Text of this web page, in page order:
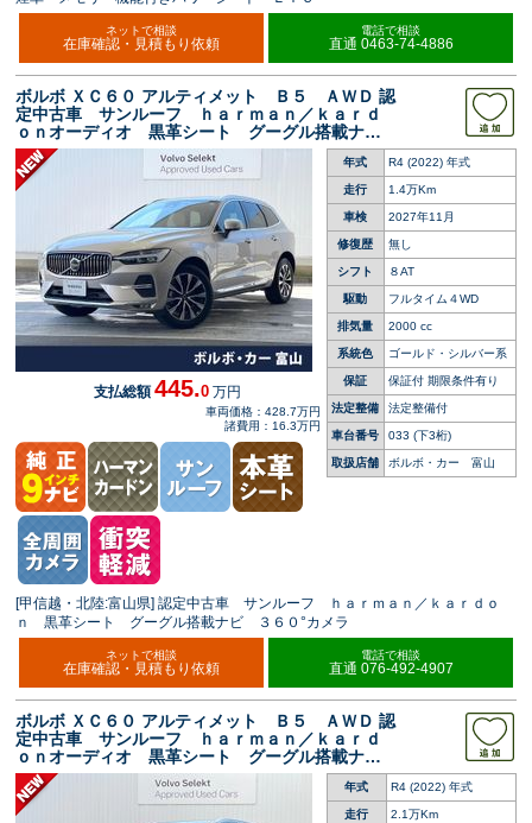
ネットで相談
在庫確認・見積もり依頼
電話で相談
直通 0463-74-4886
ボルボ ＸＣ６０ アルティメット Ｂ５ ＡＷＤ 認
定中古車 サンルーフ ｈａｒｍａｎ／ｋａｒｄ
ｏｎオーディオ 黒革シート グーグル搭載ナ
ビ ３６０°ビューカメラ シートベンチレーショ
ン シートヒーター パワーバックドア 純正１
９インチアルミホイール
年式 R4 (2022) 年式
走行 1.4万Km
車検 2027年11月
修復歴 無し
シフト ８AT
駆動 フルタイム４WD
排気量 2000 cc
系統色 ゴールド・シルバー系
保証 保証付 期限条件有り
法定整備 法定整備付
車台番号 033 (下3桁)
取扱店舗 ボルボ・カー 富山
支払総額445.0 万円
車両価格：428.7万円
諸費用：16.3万円
[甲信越・北陸:富山県] 認定中古車 サンルーフ ｈａｒｍａｎ／ｋａｒｄｏ
ｎ 黒革シート グーグル搭載ナビ ３６０°カメラ
ネットで相談
在庫確認・見積もり依頼
電話で相談
直通 076-492-4907
ボルボ ＸＣ６０ アルティメット Ｂ５ ＡＷＤ 認
定中古車 サンルーフ ｈａｒｍａｎ／ｋａｒｄ
ｏｎオーディオ 黒革シート グーグル搭載ナ
ビ ３６０°ビューカメラ シートベンチレーショ
ン シートヒーター パワーバックドア 純正１
９インチアルミホイール
年式 R4 (2022) 年式
走行 2.1万Km